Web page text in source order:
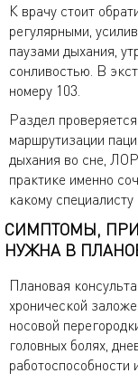
К врачу стоит
регулярными,
паузами дыхания,
сонливостью. В
номеру 103.
Раздел
маршрутизации
дыхания во сне,
практике именно
какому
СИМПТОМЫ, ПРИ
НУЖНА В
Плановая
хронической
носовой
головных болях,
работоспособности